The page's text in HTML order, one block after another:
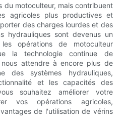
du motoculteur, mais contribuent
agricoles plus productives et
des charges lourdes et des
hydrauliques sont devenus un
opérations de motoculteur
la technologie continue de
attendre à encore plus de
des systèmes hydrauliques,
et les capacités des
souhaitez améliorer votre
vos opérations agricoles,
de l'utilisation de vérins